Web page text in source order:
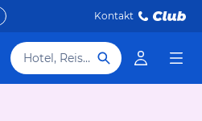
Kontakt
Hotel, Reiseziel